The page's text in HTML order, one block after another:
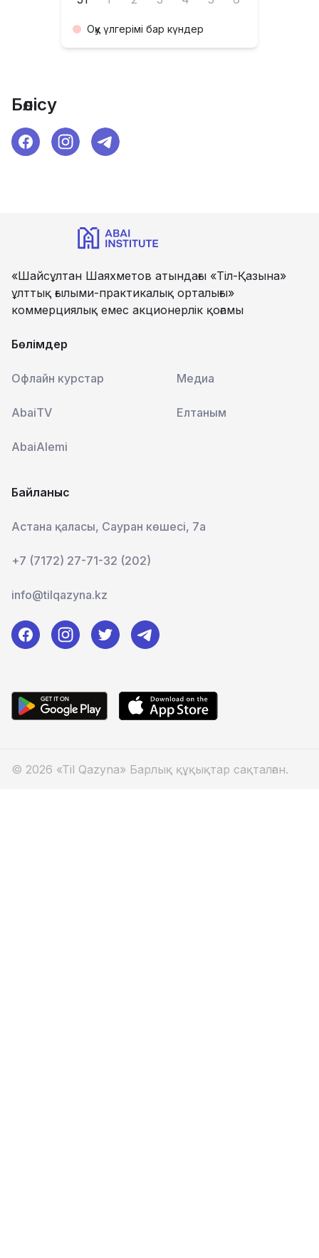
Оқу үлгерімі бар күндер
Бөлісу
«Шайсұлтан Шаяхметов атындағы «Тіл-Қазына»
ұлттық ғылыми-практикалық орталығы»
коммерциялық емес акционерлік қоғамы
Бөлімдер
Офлайн курстар Медиа
AbaiTV Елтаным
AbaiAlemi
Байланыс
Астана қаласы, Сауран көшесі, 7а
+7 (7172) 27-71-32 (202)
info@tilqazyna.kz
© 2026 «Til Qazyna» Барлық құқықтар сақталған.